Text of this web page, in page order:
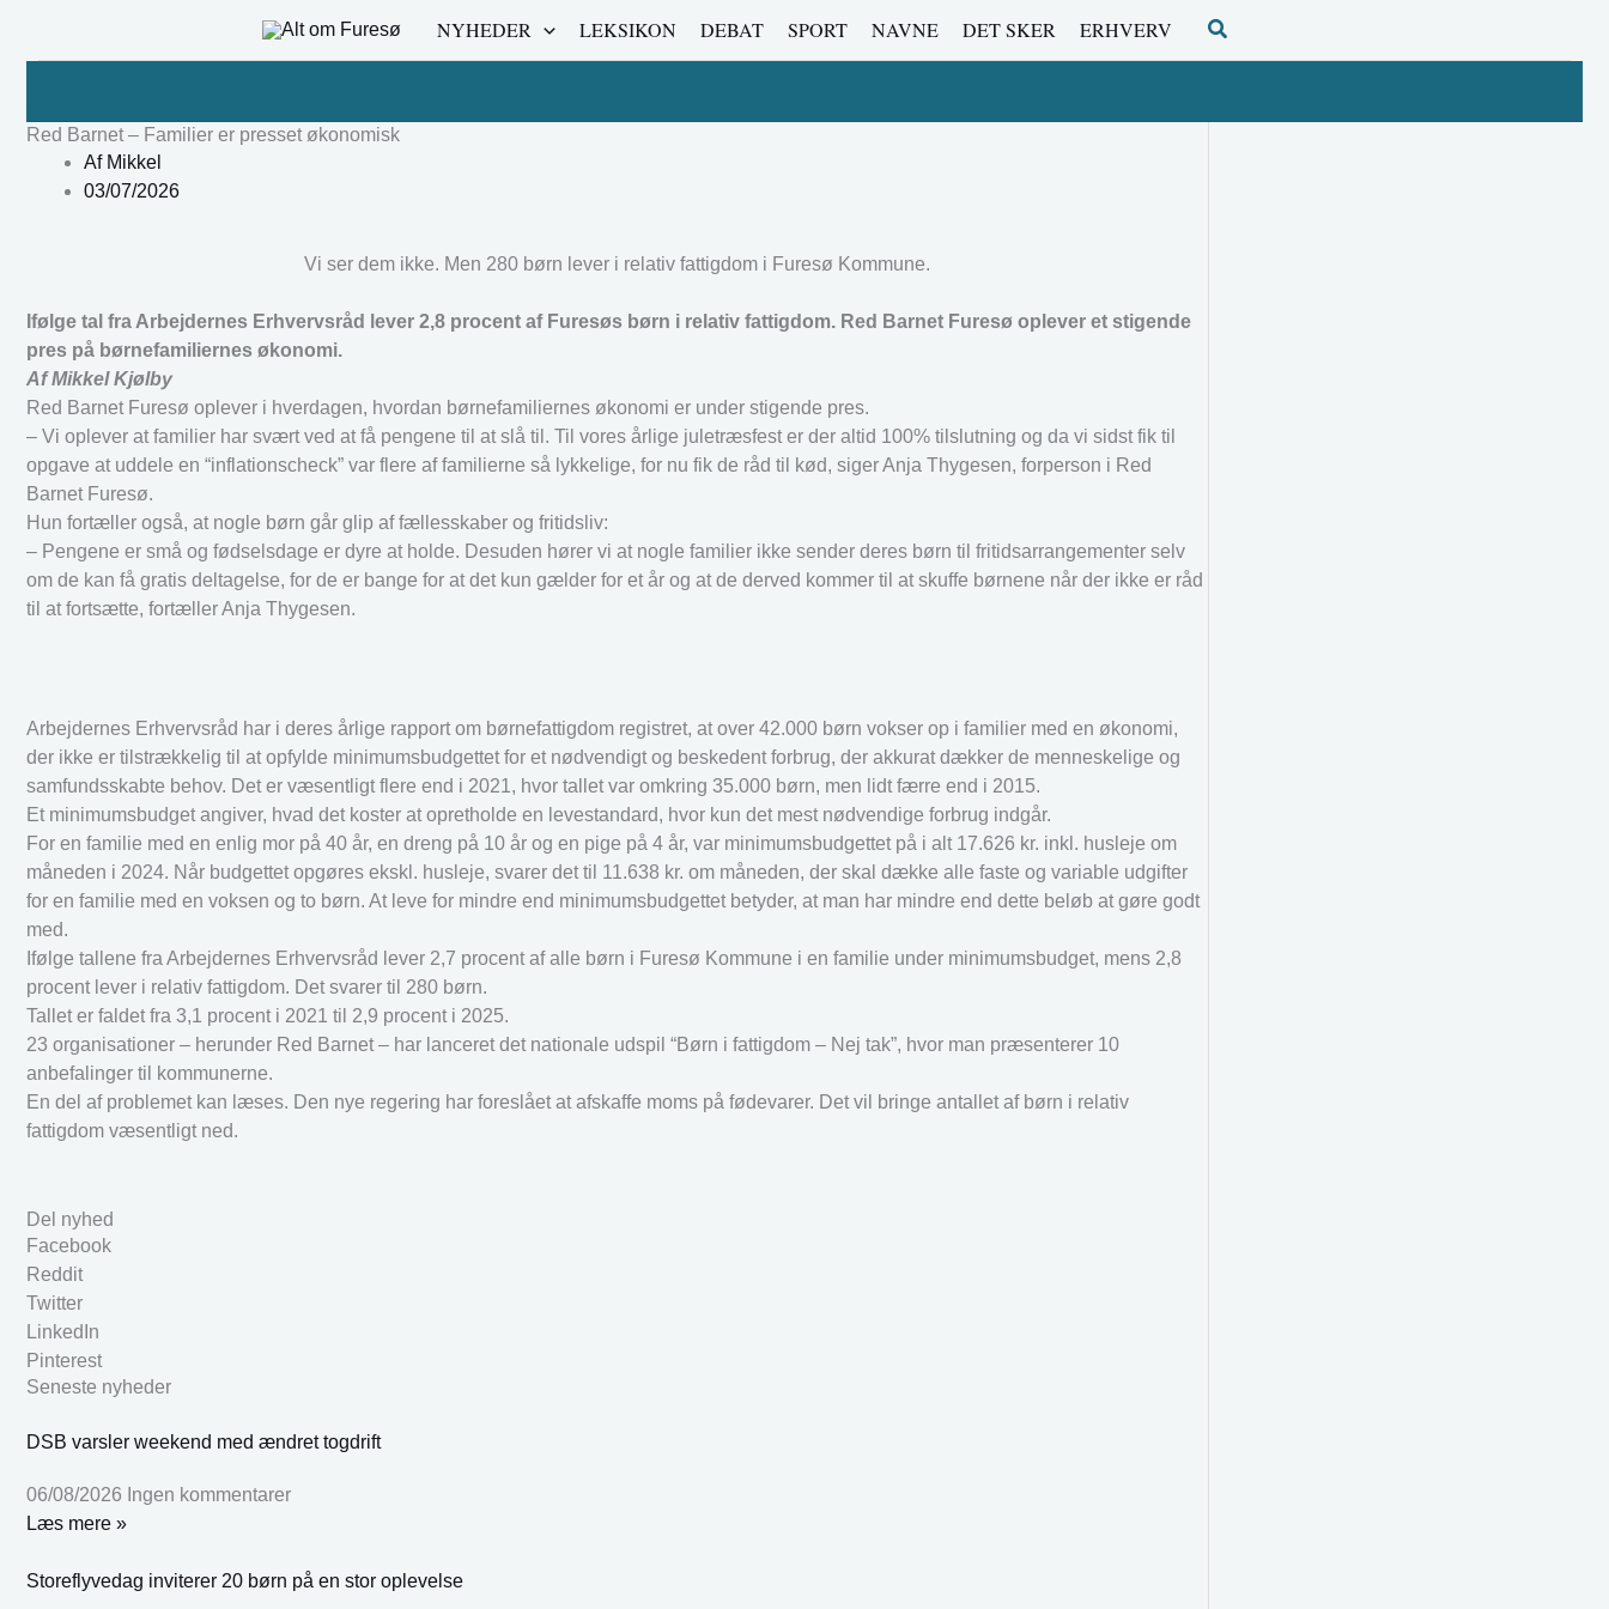
NYHEDER LEKSIKON DEBAT SPORT NAVNE DET SKER ERHVERV Søg
Red Barnet – Familier er presset økonomisk
AfMikkel
03/07/2026
Vi ser dem ikke. Men 280 børn lever i relativ fattigdom i Furesø Kommune.
Ifølge tal fra Arbejdernes Erhvervsråd lever 2,8 procent af Furesøs børn i relativ fattigdom. Red Barnet Furesø oplever et stigende
pres på børnefamiliernes økonomi.
Af Mikkel Kjølby
Red Barnet Furesø oplever i hverdagen, hvordan børnefamiliernes økonomi er under stigende pres.
– Vi oplever at familier har svært ved at få pengene til at slå til. Til vores årlige juletræsfest er der altid 100% tilslutning og da vi sidst fik til
opgave at uddele en “inflationscheck” var flere af familierne så lykkelige, for nu fik de råd til kød, siger Anja Thygesen, forperson i Red
Barnet Furesø.
Hun fortæller også, at nogle børn går glip af fællesskaber og fritidsliv:
– Pengene er små og fødselsdage er dyre at holde. Desuden hører vi at nogle familier ikke sender deres børn til fritidsarrangementer selv
om de kan få gratis deltagelse, for de er bange for at det kun gælder for et år og at de derved kommer til at skuffe børnene når der ikke er råd
til at fortsætte, fortæller Anja Thygesen.
Arbejdernes Erhvervsråd har i deres årlige rapport om børnefattigdom registret, at over 42.000 børn vokser op i familier med en økonomi,
der ikke er tilstrækkelig til at opfylde minimumsbudgettet for et nødvendigt og beskedent forbrug, der akkurat dækker de menneskelige og
samfundsskabte behov. Det er væsentligt flere end i 2021, hvor tallet var omkring 35.000 børn, men lidt færre end i 2015.
Et minimumsbudget angiver, hvad det koster at opretholde en levestandard, hvor kun det mest nødvendige forbrug indgår.
For en familie med en enlig mor på 40 år, en dreng på 10 år og en pige på 4 år, var minimumsbudgettet på i alt 17.626 kr. inkl. husleje om
måneden i 2024. Når budgettet opgøres ekskl. husleje, svarer det til 11.638 kr. om måneden, der skal dække alle faste og variable udgifter
for en familie med en voksen og to børn. At leve for mindre end minimumsbudgettet betyder, at man har mindre end dette beløb at gøre godt
med.
Ifølge tallene fra Arbejdernes Erhvervsråd lever 2,7 procent af alle børn i Furesø Kommune i en familie under minimumsbudget, mens 2,8
procent lever i relativ fattigdom. Det svarer til 280 børn.
Tallet er faldet fra 3,1 procent i 2021 til 2,9 procent i 2025.
23 organisationer – herunder Red Barnet – har lanceret det nationale udspil “Børn i fattigdom – Nej tak”, hvor man præsenterer 10
anbefalinger til kommunerne.
En del af problemet kan læses. Den nye regering har foreslået at afskaffe moms på fødevarer. Det vil bringe antallet af børn i relativ
fattigdom væsentligt ned.
Del nyhed
Facebook
Reddit
Twitter
LinkedIn
Pinterest
Seneste nyheder
DSB varsler weekend med ændret togdrift
06/08/2026 Ingen kommentarer
Læs mere »
Storeflyvedag inviterer 20 børn på en stor oplevelse